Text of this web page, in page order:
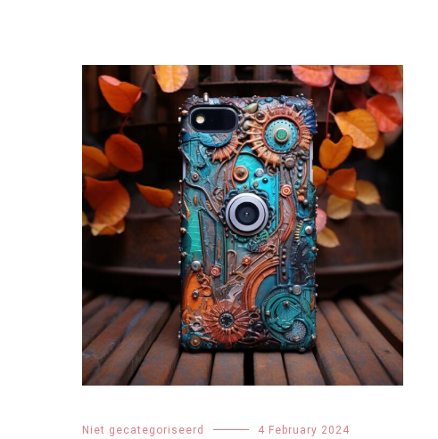
Niet gecategoriseerd 4 February 2024